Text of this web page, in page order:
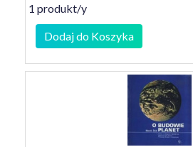
1 produkt/y
Dodaj do Koszyka